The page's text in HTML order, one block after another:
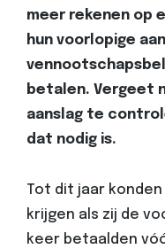
meer rekenen op
hun voorlopige
betalen. Vergeet
aanslag te
dat nodig is.
Tot dit jaar
krijgen als zij de
keer betaalden